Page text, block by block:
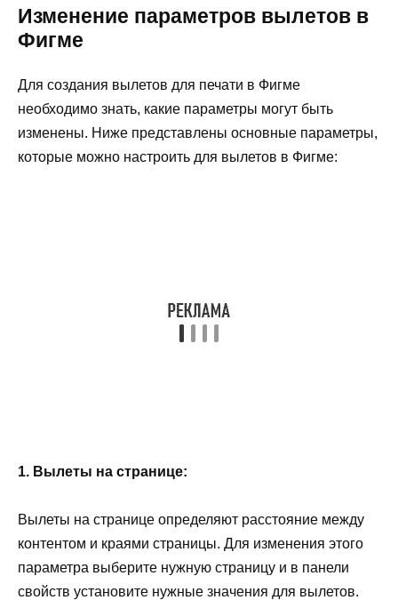
Изменение параметров вылетов в
Фигме
Для создания вылетов для печати в Фигме
необходимо знать, какие параметры могут быть
изменены. Ниже представлены основные параметры,
которые можно настроить для вылетов в Фигме:
1. Вылеты на странице:
Вылеты на странице определяют расстояние между
контентом и краями страницы. Для изменения этого
параметра выберите нужную страницу и в панели
свойств установите нужные значения для вылетов.